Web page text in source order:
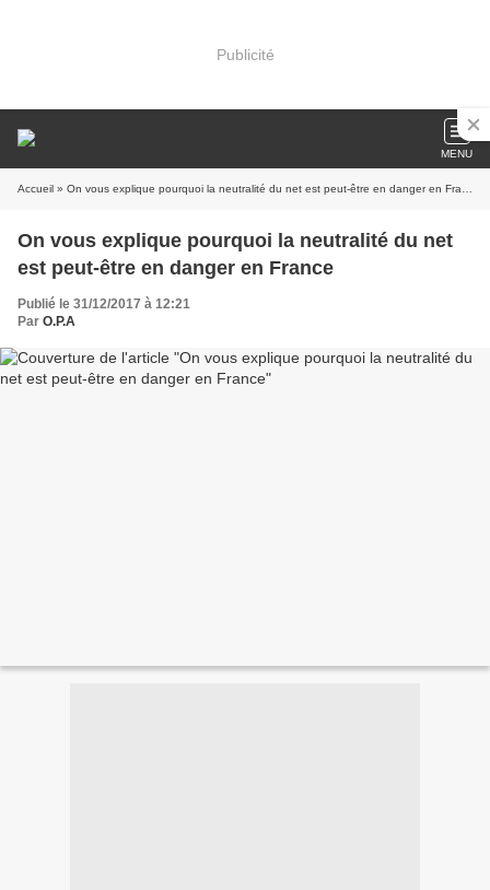
Publicité
MENU
Accueil » On vous explique pourquoi la neutralité du net est peut-être en danger en France
On vous explique pourquoi la neutralité du net
est peut-être en danger en France
Publié le 31/12/2017 à 12:21
Par O.P.A